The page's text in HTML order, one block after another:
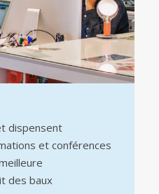
dispensent
et conférences
des baux